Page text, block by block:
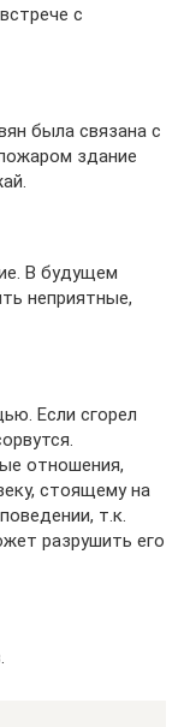
с
была связана с
здание
В будущем
неприятные,
Если сгорел
отношения,
стоящему на
т.к.
разрушить его